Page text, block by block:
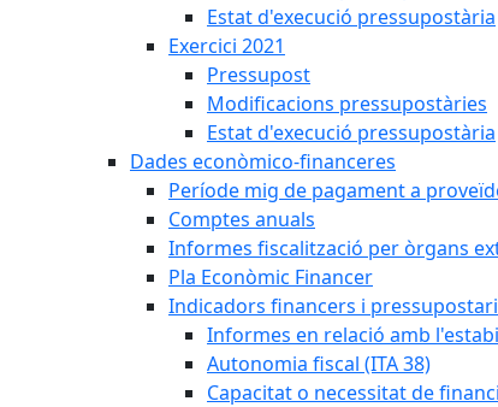
Estat d'execució pressupostària
Exercici 2021
Pressupost
Modificacions pressupostàries
Estat d'execució pressupostària
Dades econòmico-financeres
Període mig de pagament a
Comptes anuals
Informes fiscalització per òrgans
Pla Econòmic Financer
Indicadors financers i
Informes en relació amb
Autonomia fiscal (ITA 38)
Capacitat o necessitat de